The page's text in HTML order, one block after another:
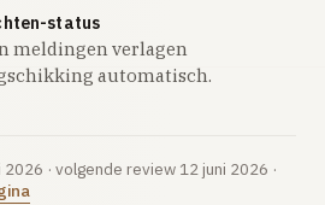
status
meldingen verlagen
automatisch.
· volgende review 12 juni 2026 ·